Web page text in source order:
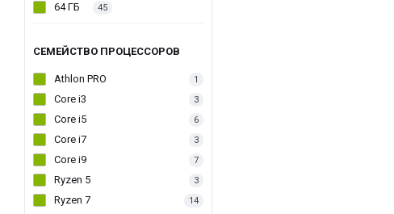
64 ГБ 45
СЕМЕЙСТВО ПРОЦЕССОРОВ
Athlon PRO 1
Core i3 3
Core i5 6
Core i7 3
Core i9 7
Ryzen 5 3
Ryzen 7 14